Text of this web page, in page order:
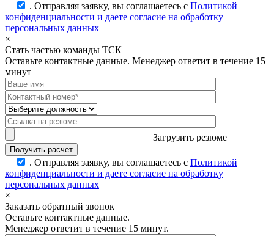
. Отправляя заявку, вы соглашаетесь с Политикой
конфиденциальности и даете согласие на обработку
персональных данных
×
Стать частью команды ТСК
Оставьте контактные данные. Менеджер ответит в течение 15
минут
Загрузить резюме
. Отправляя заявку, вы соглашаетесь с Политикой
конфиденциальности и даете согласие на обработку
персональных данных
×
Заказать обратный звонок
Оставьте контактные данные.
Менеджер ответит в течение 15 минут.